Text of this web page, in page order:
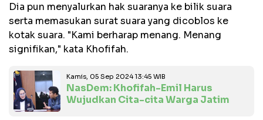
Dia pun menyalurkan hak suaranya ke bilik suara
serta memasukan surat suara yang dicoblos ke
kotak suara. "Kami berharap menang. Menang
signifikan," kata Khofifah.
Kamis, 05 Sep 2024 13:45 WIB
NasDem: Khofifah-Emil Harus
Wujudkan Cita-cita Warga Jatim